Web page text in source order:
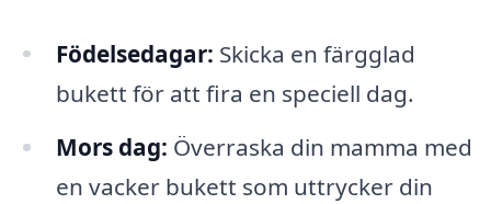
Födelsedagar: Skicka en färgglad
bukett för att fira en speciell dag.
Mors dag: Överraska din mamma med
en vacker bukett som uttrycker din